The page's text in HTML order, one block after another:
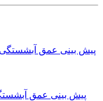
پیش بینی عمق